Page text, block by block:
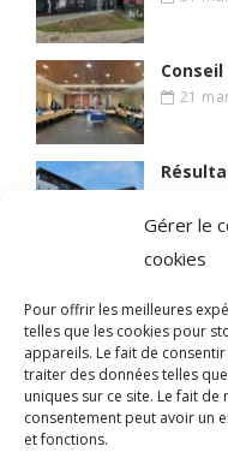
Gérer le
cookies
Pour offrir les meilleures
telles que les cookies pour
appareils. Le fait de
traiter des données telles
uniques sur ce site. Le fait
consentement peut avoir un
et fonctions.
21
© 2021 BIEN VIVRE A